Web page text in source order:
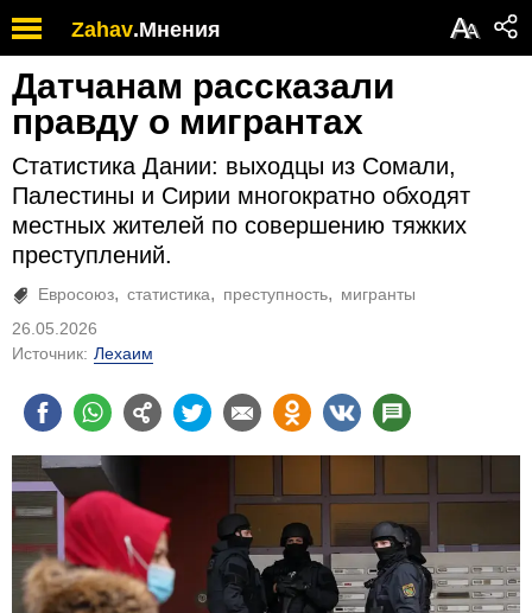
Zahav.Мнения АА
Датчанам рассказали
правду о мигрантах
Статистика Дании: выходцы из Сомали,
Палестины и Сирии многократно обходят
местных жителей по совершению тяжких
преступлений.
Евросоюз статистика преступность
мигранты
26.05.2026
Источник: Лехаим